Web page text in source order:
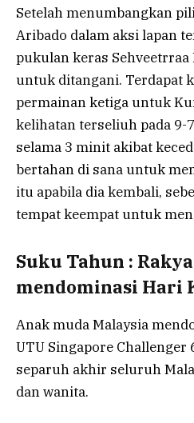
Setelah menumbangkan
Aribado dalam aksi lapan
pukulan keras
untuk ditangani. Terdapat
permainan ketiga untuk
kelihatan terseliuh pada 9-
selama 3 minit akibat
bertahan di sana untuk
itu apabila dia kembali,
tempat keempat untuk
Suku Tahun :
mendominasi Hari
Anak muda Malaysia
UTU Singapore
separuh akhir seluruh
dan wanita.